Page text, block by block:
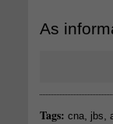
As
Tags: cna jbs